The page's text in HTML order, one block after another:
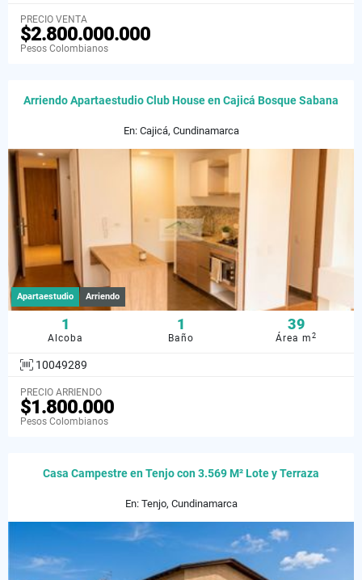
PRECIO VENTA
$2.800.000.000
Pesos Colombianos
Arriendo Apartaestudio Club House en Cajicá Bosque Sabana
En: Cajicá, Cundinamarca
Apartaestudio Arriendo
1
Alcoba
1
Baño
39
Área m2
10049289
PRECIO ARRIENDO
$1.800.000
Pesos Colombianos
Casa Campestre en Tenjo con 3.569 M² Lote y Terraza
En: Tenjo, Cundinamarca